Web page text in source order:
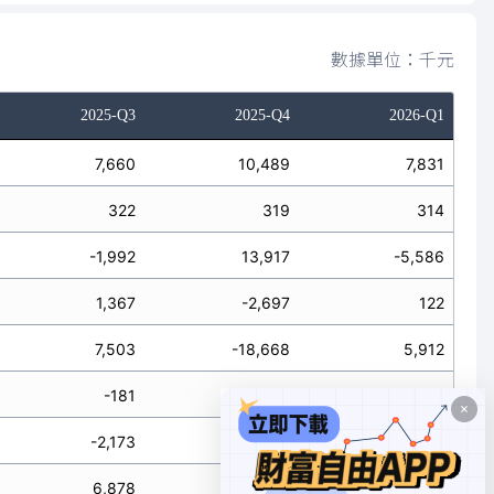
數據單位：千元
2025-Q3 2025-Q4 2026-Q1
7,660 10,489 7,831
322 319 314
-1,992 13,917 -5,586
1,367 -2,697 122
7,503 -18,668 5,912
-181 -4,598
-2,173 9,319 -5,684
6,878 -7,448 448